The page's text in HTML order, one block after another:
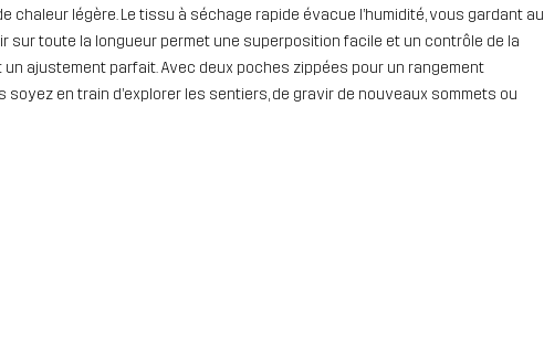
chaleur légère. Le tissu à séchage rapide évacue l’humidité, vous gardant au
sur toute la longueur permet une superposition facile et un contrôle de la
ajustement parfait. Avec deux poches zippées pour un rangement
en train d’explorer les sentiers, de gravir de nouveaux sommets ou